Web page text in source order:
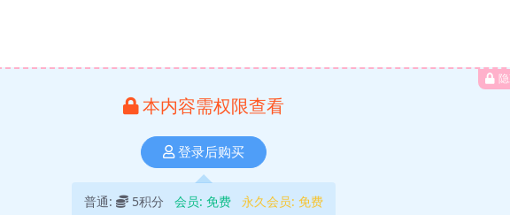
本内容需权限查看
登录后购买
普通: 5积分 会员: 免费 永久会员: 免费